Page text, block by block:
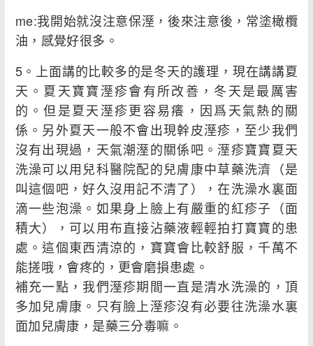
me:我開始就沒注意保溼，後來注意後，常塗橄欖
油，感覺好很多。
5。上面講的比較多的是冬天的護理，現在講講夏
天。夏天寶寶溼疹會有所改善，冬天是最厲害
的。但是夏天溼疹更容易癢，因爲天氣熱的關
係。另外夏天一般不會出現幹皮溼疹，至少我們
沒有出現過，天氣潮溼的關係吧。溼疹寶寶夏天
洗澡可以用兒科醫院配的兒膚康中草藥洗濟（是
叫這個吧，好久沒用記不清了），在洗澡水裏面
滴一些泡澡。如果身上臉上有嚴重的紅疹子（面
積大），可以用布直接沾藥液輕輕拍打寶寶的患
處。這個東西清涼的，寶寶會比較舒服，千萬不
能搓哦，會疼的，更會磨損患處。
補充一點，我們溼疹期間一直是清水洗澡的，頂
多加兒膚康。只有臉上溼疹沒有必要往洗澡水裏
面加兒膚康，是藥三分毒嘛。